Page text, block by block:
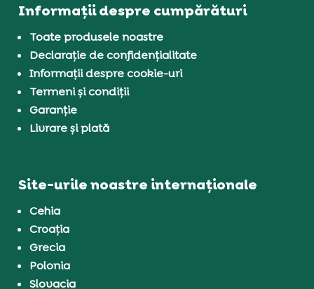
Informații despre cumpărături
Toate produsele noastre
Declarație de confidențialitate
Informații despre cookie-uri
Termeni și condiții
Garanție
Livrare și plată
Site-urile noastre internaționale
Cehia
Croația
Grecia
Polonia
Slovacia